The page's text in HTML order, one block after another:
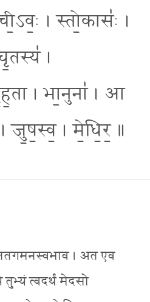
। स्तो॒कासः॑ ।
।
। भा॒नुना॑ । आ
। जु॒ष॒स्व॒ । मे॒धि॒र॒ ॥
। अत एव
तुभ्यं त्वदर्थं मेदसो